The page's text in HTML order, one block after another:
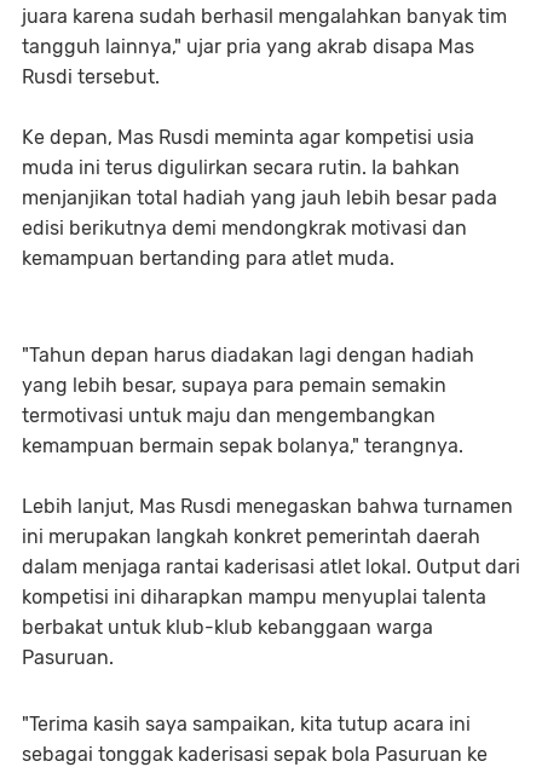
juara karena sudah berhasil mengalahkan banyak tim
tangguh lainnya," ujar pria yang akrab disapa Mas
Rusdi tersebut.
Ke depan, Mas Rusdi meminta agar kompetisi usia
muda ini terus digulirkan secara rutin. Ia bahkan
menjanjikan total hadiah yang jauh lebih besar pada
edisi berikutnya demi mendongkrak motivasi dan
kemampuan bertanding para atlet muda.
"Tahun depan harus diadakan lagi dengan hadiah
yang lebih besar, supaya para pemain semakin
termotivasi untuk maju dan mengembangkan
kemampuan bermain sepak bolanya," terangnya.
Lebih lanjut, Mas Rusdi menegaskan bahwa turnamen
ini merupakan langkah konkret pemerintah daerah
dalam menjaga rantai kaderisasi atlet lokal. Output dari
kompetisi ini diharapkan mampu menyuplai talenta
berbakat untuk klub-klub kebanggaan warga
Pasuruan.
"Terima kasih saya sampaikan, kita tutup acara ini
sebagai tonggak kaderisasi sepak bola Pasuruan ke